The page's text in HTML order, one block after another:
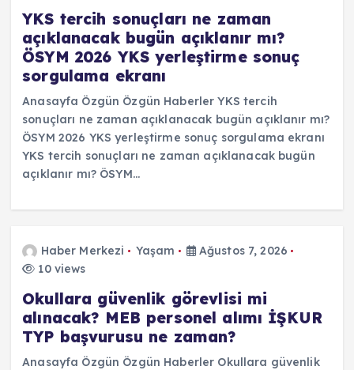
YKS tercih sonuçları ne zaman
açıklanacak bugün açıklanır mı?
ÖSYM 2026 YKS yerleştirme sonuç
sorgulama ekranı
Anasayfa Özgün Özgün Haberler YKS tercih
sonuçları ne zaman açıklanacak bugün açıklanır mı?
ÖSYM 2026 YKS yerleştirme sonuç sorgulama ekranı
YKS tercih sonuçları ne zaman açıklanacak bugün
açıklanır mı? ÖSYM…
Haber Merkezi Yaşam
Ağustos 7, 2026
10 views
Okullara güvenlik görevlisi mi
alınacak? MEB personel alımı İŞKUR
TYP başvurusu ne zaman?
Anasayfa Özgün Özgün Haberler Okullara güvenlik